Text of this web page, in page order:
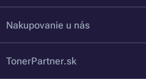
Nakupovanie u nás
TonerPartner.sk